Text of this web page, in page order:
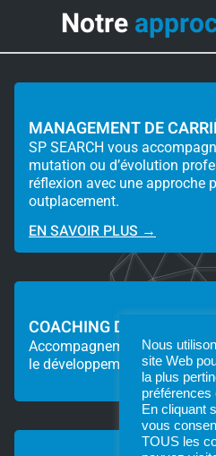
Notre
MANAGEMENT DE
SP SEARCH vous
mutation ou d’évolution
réflexion avec une approche
outplacement.
EN SAVOIR PLUS →
COACHING DES EQUIPES
Accompagnement dans le
le développement de vos
Nous
site Web
la plus
préférences
En cliquant
vous
TOUS les